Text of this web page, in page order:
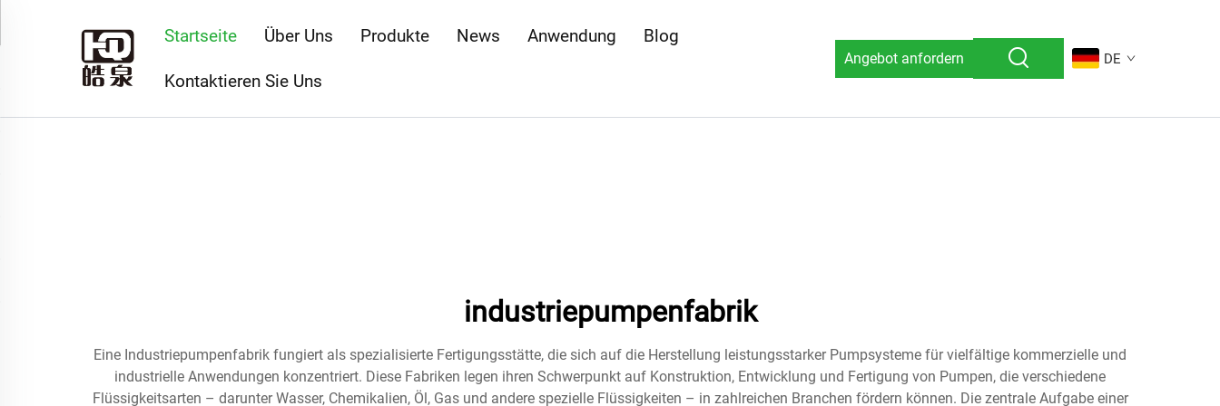
Startseite Über Uns Produkte News Anwendung Blog
Kontaktieren Sie Uns
Angebot anfordern DE
industriepumpenfabrik
Eine Industriepumpenfabrik fungiert als spezialisierte Fertigungsstätte, die sich auf die Herstellung leistungsstarker Pumpsysteme für vielfältige kommerzielle und
industrielle Anwendungen konzentriert. Diese Fabriken legen ihren Schwerpunkt auf Konstruktion, Entwicklung und Fertigung von Pumpen, die verschiedene
Flüssigkeitsarten – darunter Wasser, Chemikalien, Öl, Gas und andere spezielle Flüssigkeiten – in zahlreichen Branchen fördern können. Die zentrale Aufgabe einer